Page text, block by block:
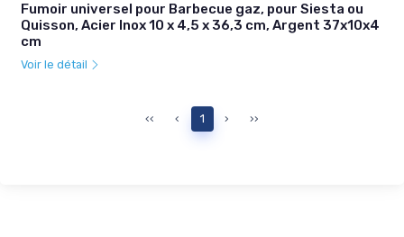
Fumoir universel pour Barbecue gaz, pour Siesta ou
Quisson, Acier Inox 10 x 4,5 x 36,3 cm, Argent 37x10x4
cm
Voir le détail
‹‹ ‹ 1 › ››